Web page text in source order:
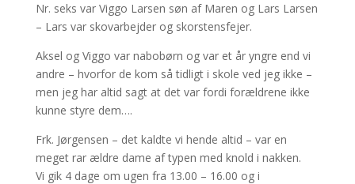
Nr. seks var Viggo Larsen søn af Maren og Lars Larsen
– Lars var skovarbejder og skorstensfejer.
Aksel og Viggo var nabobørn og var et år yngre end vi
andre – hvorfor de kom så tidligt i skole ved jeg ikke –
men jeg har altid sagt at det var fordi forældrene ikke
kunne styre dem….
Frk. Jørgensen – det kaldte vi hende altid – var en
meget rar ældre dame af typen med knold i nakken.
Vi gik 4 dage om ugen fra 13.00 – 16.00 og i